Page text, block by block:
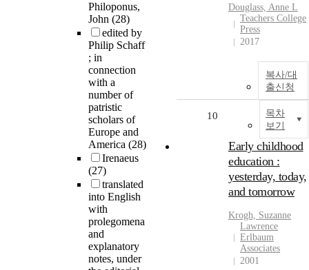
Philoponus,
John (28)
edited by
Philip Schaff
; in
connection
with a
number of
patristic
scholars of
Europe and
America (28)
Irenaeus
(27)
translated
into English
with
prolegomena
and
explanatory
notes, under
Douglass, Anne L
Teachers College
Press
2017
복사/대
출신청
목차
보기
10
Early childhood
education :
yesterday, today,
and tomorrow
Krogh, Suzanne
Lawrence
Erlbaum
Associates
2001